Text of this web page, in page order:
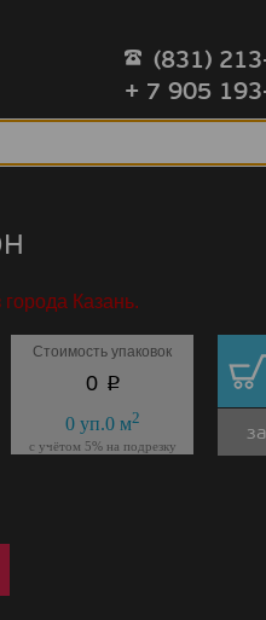
(831)
+ 7 905
Казань.
Стоимость упаковок
0 p
0уп.0м2
с учётом 5% на подрезку